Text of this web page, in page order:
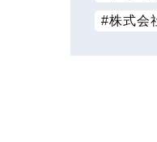
株式会